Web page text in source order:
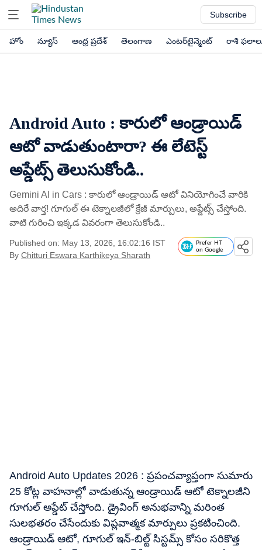
Subscribe
హోం న్యూస్ ఆంధ్ర ప్రదేశ్ తెలంగాణ ఎంటర్‌టైన్మెంట్ రాశి
Android Auto : కారులో ఆండ్రాయిడ్​
ఆటో వాడుతుంటారా? ఈ లేటెస్ట్​
అప్డేట్స్ తెలుసుకోండి..
Gemini AI in Cars : కారులో ఆండ్రాయిడ్​ ఆటో వినియోగించే వారికి
అదిరే వార్త! గూగుల్ ఈ టెక్నాలజీలో క్రేజీ మార్పులు, అప్డేట్స్​ చేస్తోంది.
వాటి గురించి ఇక్కడ వివరంగా తెలుసుకోండి..
Published on: May 13, 2026, 16:02:16 IST
By Chitturi Eswara Karthikeya Sharath
Prefer HT
on Google
Android Auto Updates 2026 : ప్రపంచవ్యాప్తంగా సుమారు
25 కోట్ల వాహనాల్లో వాడుతున్న ఆండ్రాయిడ్​ ఆటో టెక్నాలజీని
గూగుల్ అప్డేట్​ చేస్తోంది. డ్రైవింగ్ అనుభవాన్ని మరింత
సులభతరం చేసేందుకు విప్లవాత్మక మార్పులు ప్రకటించింది.
ఆండ్రాయిడ్ ఆటో, గూగుల్ ఇన్-బిల్ట్ సిస్టమ్స్ కోసం సరికొత్త